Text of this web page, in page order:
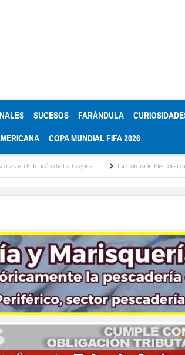
SUCESOS FARÁNDULA
COPA MUNDIAL FIFA 2026
Laguna La Comisión Electoral del Colegio de